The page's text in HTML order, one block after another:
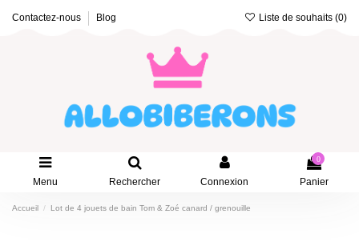
Contactez-nous Blog Liste de souhaits (0)
Menu Rechercher Connexion
0
Panier
Accueil Lot de 4 jouets de bain Tom & Zoé canard / grenouille